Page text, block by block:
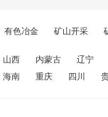
有色冶金 矿山开采
山西 内蒙古
辽宁
海南 重庆 四川